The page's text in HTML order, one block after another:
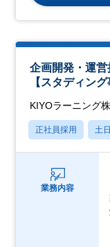
企画開発・運営
【スタディン
KIYOラーニング
正社員採用 土
業務内容